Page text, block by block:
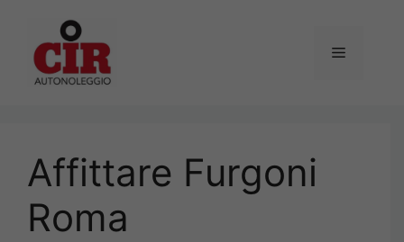
contenuto
Menu
Affittare Furgoni
Roma